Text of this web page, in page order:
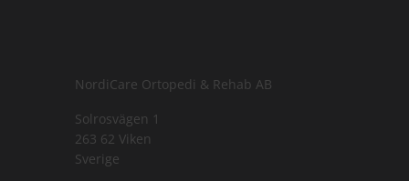
NordiCare Ortopedi & Rehab AB
Solrosvägen 1
263 62 Viken
Sverige